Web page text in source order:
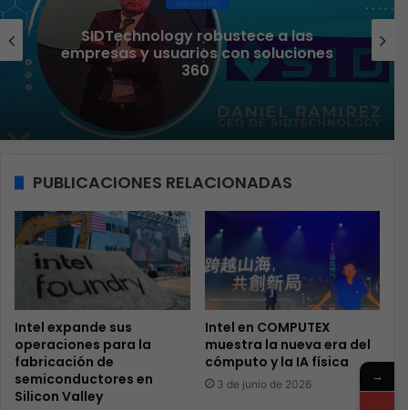
Industria TIC
Liderazgo femenino que transforma el
sector TI
PUBLICACIONES RELACIONADAS
Intel expande sus
operaciones para la
fabricación de
semiconductores en
Silicon Valley
Intel en COMPUTEX
muestra la nueva era del
cómputo y la IA física
3 de junio de 2026 →